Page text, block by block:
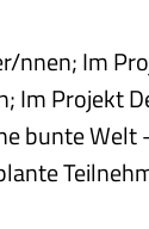
nnen; Im
Im Projekt
bunte